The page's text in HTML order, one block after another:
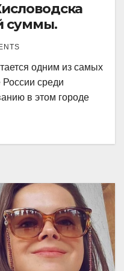
суммы.
одним из самых
среди
в этом городе